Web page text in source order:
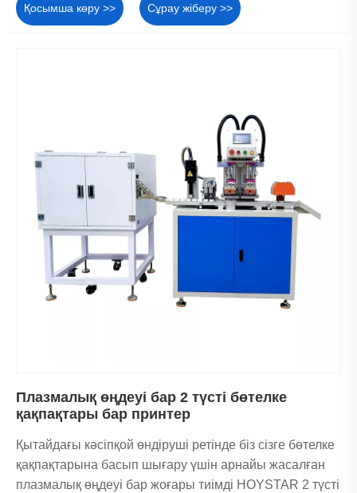
Қосымша көру >> Сұрау жіберу >>
Плазмалық өңдеуі бар 2 түсті бөтелке
қақпақтары бар принтер
Қытайдағы кәсіпқой өндіруші ретінде біз сізге бөтелке
қақпақтарына басып шығару үшін арнайы жасалған
плазмалық өңдеуі бар жоғары тиімді HOYSTAR 2 түсті